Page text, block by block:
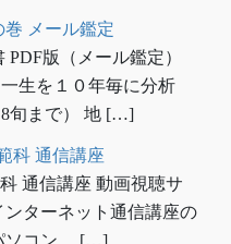
巻 メール鑑定
版（メール鑑定）
生を１０年毎に分析
8旬まで） 地 […]
科 通信講座
通信講座 動画視聴サ
ンターネット通信講座の